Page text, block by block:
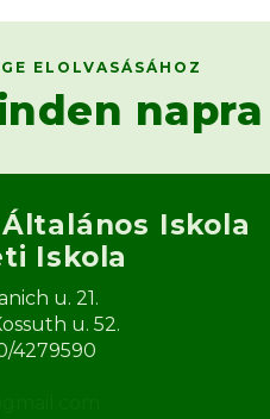
ELOLVASÁSÁHOZ
napra
Általános Iskola
Iskola​
u. 21.
u. 52.
4279590